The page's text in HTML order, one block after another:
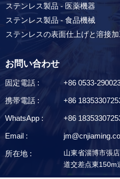
ステンレス製品 - 医薬機器
ステンレス製品 - 食品機械
ステンレスの表面仕上げと溶接
お問い合わせ
固定電話 : +86 0533-
携帯電話 : +86
WhatsApp : +86
Email :
所在地 :
山東省淄博市張
道交差点東150m